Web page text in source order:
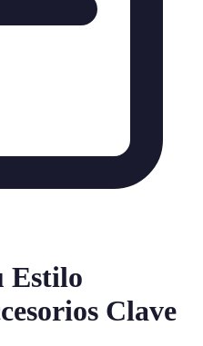
Estilo
Clave